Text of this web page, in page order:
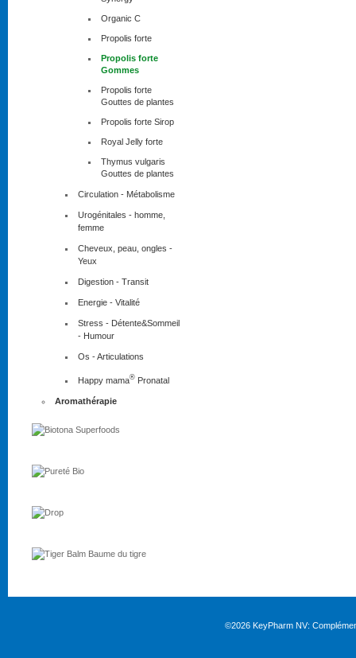
Organic C
Propolis forte
Propolis forte
Gommes
Propolis forte
Gouttes de plantes
Propolis forte Sirop
Royal Jelly forte
Thymus vulgaris
Gouttes de plantes
Circulation - Métabolisme
Urogénitales - homme,
femme
Cheveux, peau, ongles -
Yeux
Digestion - Transit
Energie - Vitalité
Stress - Détente&Sommeil
- Humour
Os - Articulations
Happy mama® Pronatal
Aromathérapie
©2026 KeyPharm NV: